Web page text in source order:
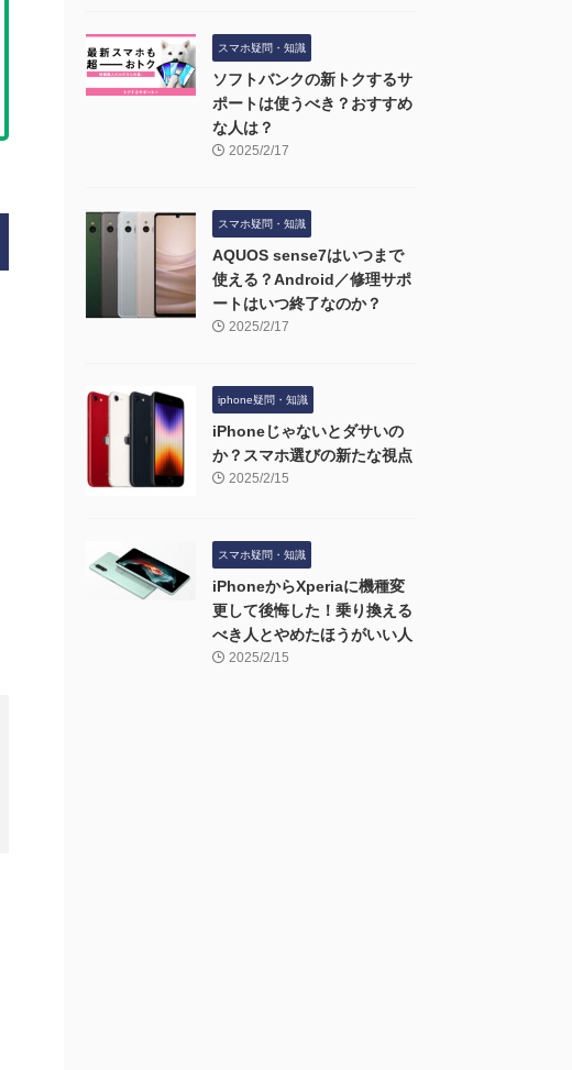
スマホ疑問・知識
ソフトバンクの新トクするサ
ポートは使うべき？おすすめ
な人は？
2025/2/17
スマホ疑問・知識
AQUOS sense7はいつまで
使える？Android／修理サポ
ートはいつ終了なのか？
2025/2/17
iphone疑問・知識
iPhoneじゃないとダサいの
か？スマホ選びの新たな視点
2025/2/15
スマホ疑問・知識
iPhoneからXperiaに機種変
更して後悔した！乗り換える
べき人とやめたほうがいい人
2025/2/15